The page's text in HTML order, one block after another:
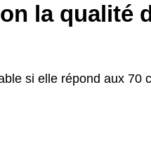
la qualité
si elle répond aux 70